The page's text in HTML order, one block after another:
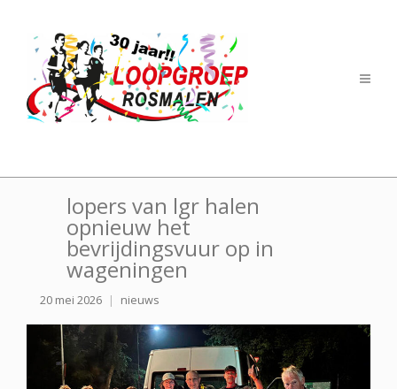
lopers van lgr halen
opnieuw het
bevrijdingsvuur op in
wageningen
20 mei 2026 nieuws